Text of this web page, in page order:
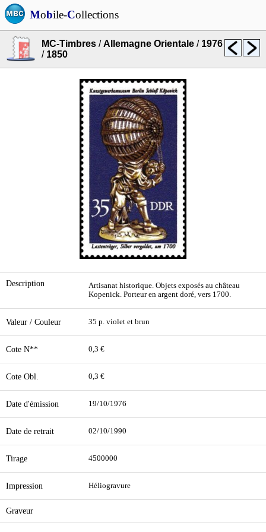
Mobile-Collections
MC-Timbres /Allemagne Orientale / 1976
/ 1850
Description
Artisanat historique. Objets exposés au château
Kopenick. Porteur en argent doré, vers 1700.
Valeur / Couleur 35 p. violet et brun
Cote N** 0,3 €
Cote Obl. 0,3 €
Date d'émission 19/10/1976
Date de retrait 02/10/1990
Tirage 4500000
Impression Héliogravure
Graveur